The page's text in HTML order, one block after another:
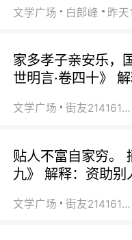
文学广场 白郞峰 昨
家多孝子亲安乐，
世明言·卷四十》
文学广场 街友21416156
贴人不富自家穷。
九》 解释：资助别
文学广场 街友21416156